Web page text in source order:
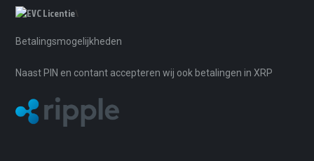
Betalingsmogelijkheden
Naast PIN en contant accepteren wij ook betalingen in XRP